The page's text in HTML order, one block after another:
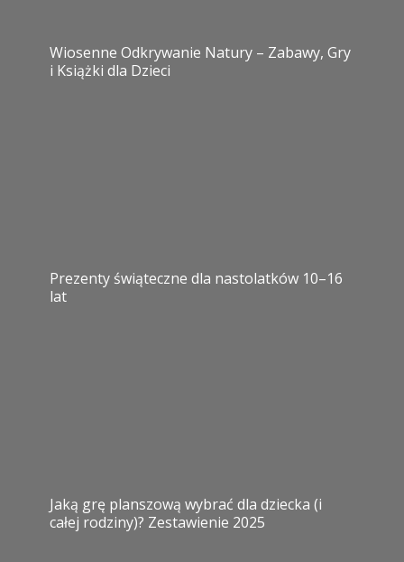
Wiosenne Odkrywanie Natury – Zabawy, Gry
i Książki dla Dzieci
Prezenty świąteczne dla nastolatków 10–16
lat
Jaką grę planszową wybrać dla dziecka (i
całej rodziny)? Zestawienie 2025